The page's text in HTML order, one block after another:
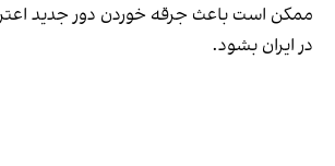
ممکن است باعث جرقه خوردن دور جدید
در ایران بشود.